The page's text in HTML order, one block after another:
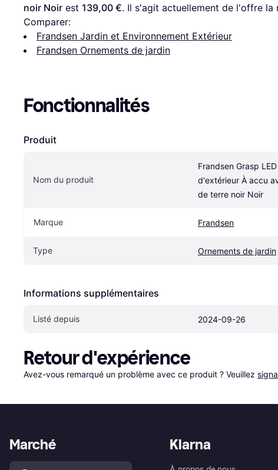
noir Noir est 139,00 €. Il s'agit actuellement de l'offre la
Comparer:
Frandsen Jardin et Environnement Extérieur
Frandsen Ornements de jardin
Fonctionnalités
Produit
Nom du produit
Frandsen Grasp
d'extérieur À accu
de terre noir Noir
Marque Frandsen
Type Ornements de jardin
Informations supplémentaires
Listé depuis 2024-09-26
Retour d'expérience
Avez-vous remarqué un problème avec ce produit ? Veuillez
Klarna
Marché